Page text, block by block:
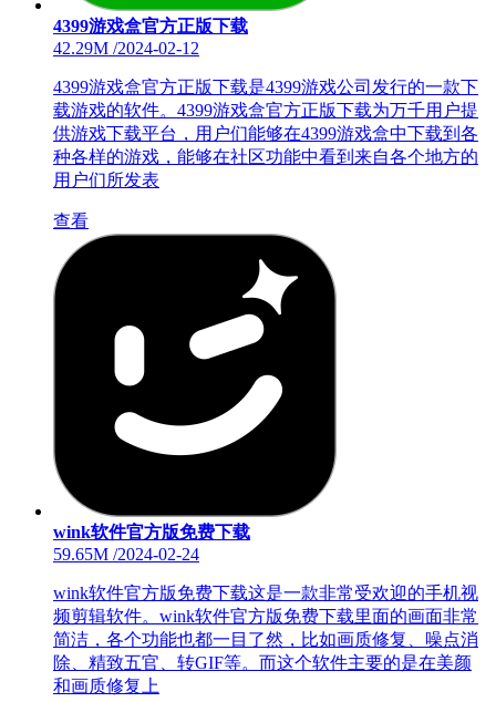
4399游戏盒官方正版下载
42.29M /2024-02-12
4399游戏盒官方正版下载是4399游戏公司发行的一款下
载游戏的软件。4399游戏盒官方正版下载为万千用户提
供游戏下载平台，用户们能够在4399游戏盒中下载到各
种各样的游戏，能够在社区功能中看到来自各个地方的
用户们所发表
查看
wink软件官方版免费下载
59.65M /2024-02-24
wink软件官方版免费下载这是一款非常受欢迎的手机视
频剪辑软件。wink软件官方版免费下载里面的画面非常
简洁，各个功能也都一目了然，比如画质修复、噪点消
除、精致五官、转GIF等。而这个软件主要的是在美颜
和画质修复上